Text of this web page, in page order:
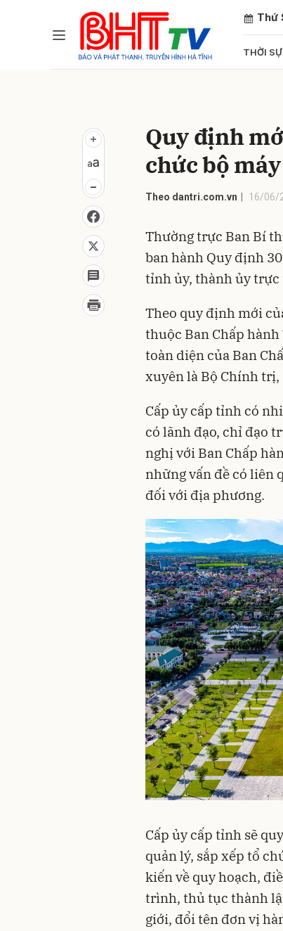
Thứ
THỜI SỰ
Quy định
chức bộ
Theo dantri.com.vn 16/06/
Thường trực Ban Bí
ban hành Quy định
tỉnh ủy, thành ủy
Theo quy định mới
thuộc Ban Chấp
toàn diện của Ban
xuyên là Bộ Chính trị,
Cấp ủy cấp tỉnh có
có lãnh đạo, chỉ đạo
nghị với Ban Chấp
những vấn đề có liên
đối với địa phương.
Cấp ủy cấp tỉnh sẽ
quản lý, sắp xếp tổ
kiến về quy hoạch,
trình, thủ tục thành
giới, đổi tên đơn vị